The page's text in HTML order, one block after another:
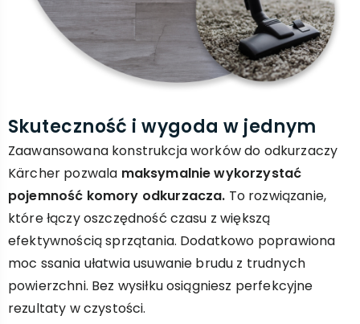
Skuteczność i wygoda w jednym
Zaawansowana konstrukcja worków do odkurzaczy
Kärcher pozwala maksymalnie wykorzystać
pojemność komory odkurzacza. To rozwiązanie,
które łączy oszczędność czasu z większą
efektywnością sprzątania. Dodatkowo poprawiona
moc ssania ułatwia usuwanie brudu z trudnych
powierzchni. Bez wysiłku osiągniesz perfekcyjne
rezultaty w czystości.